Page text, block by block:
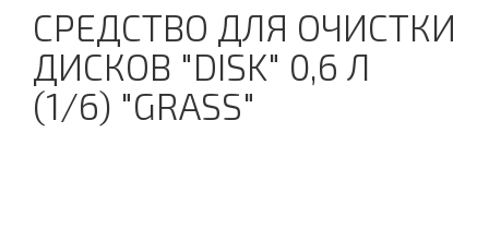
СРЕДСТВО ДЛЯ ОЧИСТКИ
ДИСКОВ "DISK" 0,6 Л
(1/6) "GRASS"